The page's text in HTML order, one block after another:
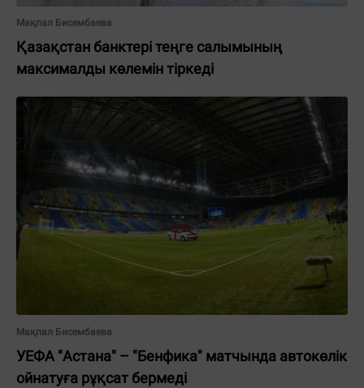
Мақпал Бисембаева
Қазақстан банктері теңге салымының
максималды көлемін тіркеді
Мақпал Бисембаева
УЕФА "Астана" – "Бенфика" матчында автокөлік
ойнатуға рұқсат бермеді